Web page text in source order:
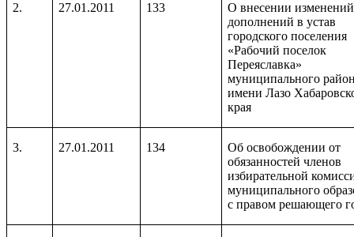
2. 27.01.2011 133
О внесении
дополнений в устав
городского поселения
«Рабочий поселок
Переяславка»
муниципального
имени Лазо
края
3. 27.01.2011 134
Об освобождении от
обязанностей членов
избирательной
муниципального
с правом решающего